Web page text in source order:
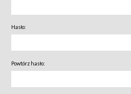
Hasło:
Powtórz hasło: